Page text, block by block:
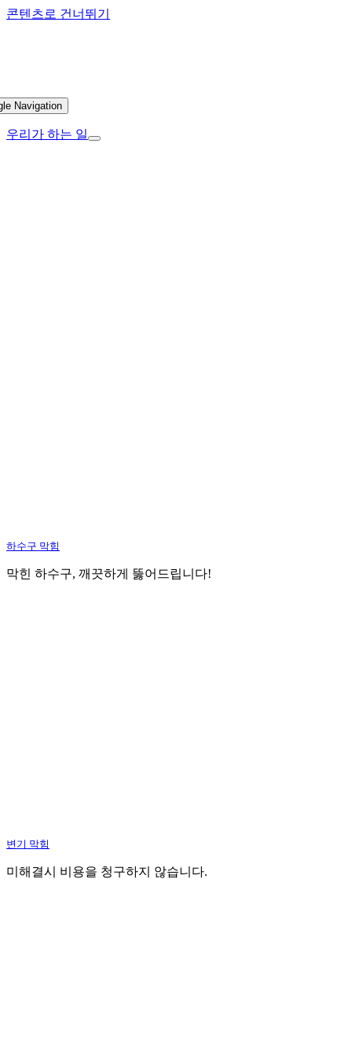
콘텐츠로 건너뛰기
Navigation
우리가 하는 일
하수구 막힘
막힌 하수구, 깨끗하게 뚫어드립니다!
변기 막힘
미해결시 비용을 청구하지 않습니다.